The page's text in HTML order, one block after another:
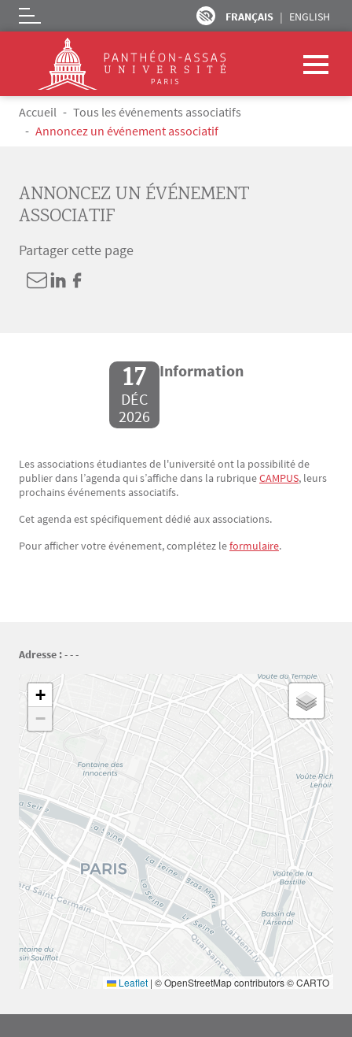
Aller au contenu principal
FRANÇAIS ENGLISH
Logo
Fil d'Ariane
Accueil
Tous les événements associatifs
Annoncez un événement associatif
ANNONCEZ UN ÉVÉNEMENT
ASSOCIATIF
Partager cette page
17
DÉC
2026
Information
Texte
Les associations étudiantes de l'université ont la possibilité de
publier dans l’agenda qui s’affiche dans la rubriqueCAMPUS, leurs
prochains événements associatifs.
Cet agenda est spécifiquement dédié aux associations.
Pour afficher votre événement, complétez leformulaire.
Adresse :- - -
Géolocalisation
+
−
Leaflet | © OpenStreetMap contributors © CARTO